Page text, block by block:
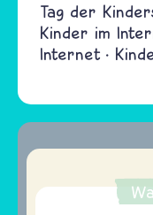
Tag der
Kinder im
Internet